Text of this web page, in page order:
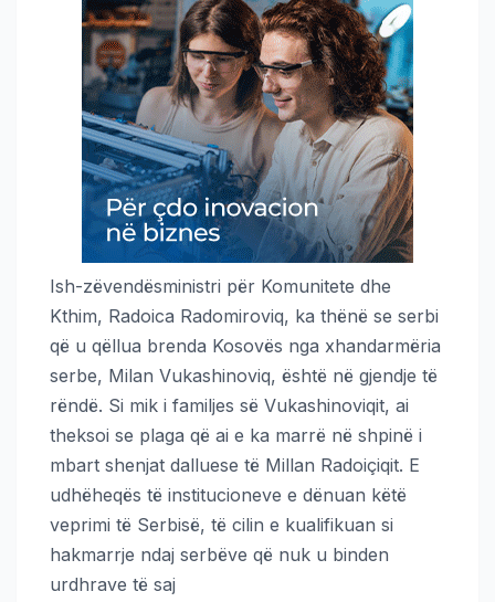
Ish-zëvendësministri për Komunitete dhe
Kthim, Radoica Radomiroviq, ka thënë se serbi
që u qëllua brenda Kosovës nga xhandarmëria
serbe, Milan Vukashinoviq, është në gjendje të
rëndë. Si mik i familjes së Vukashinoviqit, ai
theksoi se plaga që ai e ka marrë në shpinë i
mbart shenjat dalluese të Millan Radoiçiqit. E
udhëheqës të institucioneve e dënuan këtë
veprimi të Serbisë, të cilin e kualifikuan si
hakmarrje ndaj serbëve që nuk u binden
urdhrave të saj